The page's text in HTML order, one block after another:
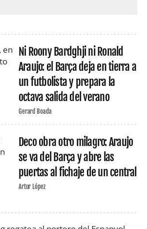
Ni Roony Bardghji ni Ronald
Araujo: el Barça deja en tierra a
un futbolista y prepara la
octava salida del verano
Gerard Boada
Deco obra otro milagro: Araujo
se va del Barça y abre las
puertas al fichaje de un central
Artur López